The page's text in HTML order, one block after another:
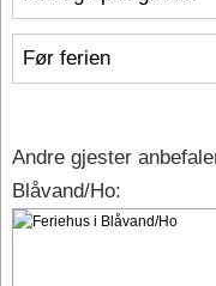
Før ferien
Andre gjester
Blåvand/Ho: